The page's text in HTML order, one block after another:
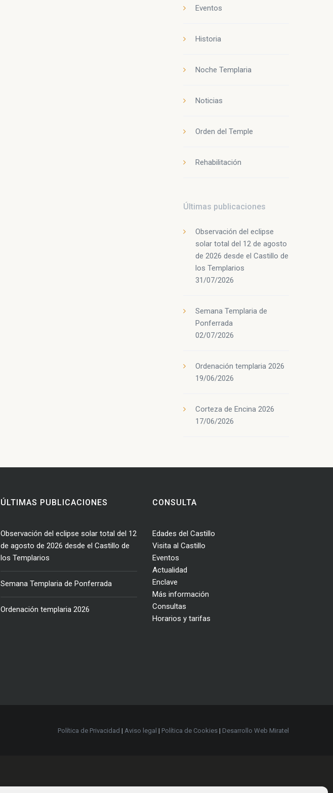
Eventos
Historia
Noche Templaria
Noticias
Orden del Temple
Rehabilitación
Últimas publicaciones
Observación del eclipse
solar total del 12 de agosto
de 2026 desde el Castillo de
los Templarios
31/07/2026
Semana Templaria de
Ponferrada
02/07/2026
Ordenación templaria 2026
19/06/2026
Corteza de Encina 2026
17/06/2026
ÚLTIMAS PUBLICACIONES
Observación del eclipse solar total del 12
de agosto de 2026 desde el Castillo de
los Templarios
Semana Templaria de Ponferrada
Ordenación templaria 2026
CONSULTA
Edades del Castillo
Visita al Castillo
Eventos
Actualidad
Enclave
Más información
Consultas
Horarios y tarifas
Política de Privacidad | Aviso legal | Política de Cookies | Desarrollo Web Miratel